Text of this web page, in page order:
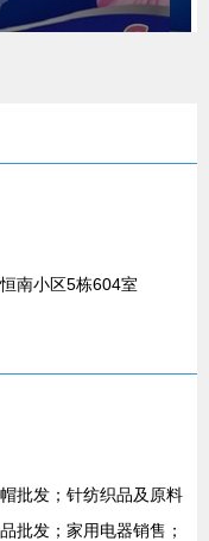
南小区5栋604室
批发；针纺织品及原料
批发；家用电器销售；